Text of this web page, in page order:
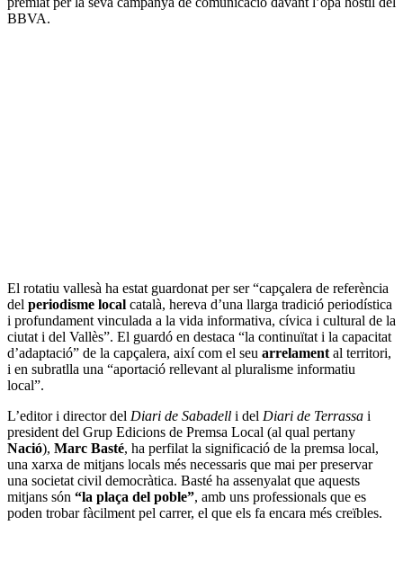
BBVA.
El rotatiu vallesà ha estat guardonat per ser “capçalera de referència
del periodisme local català, hereva d’una llarga tradició periodística
i profundament vinculada a la vida informativa, cívica i cultural de la
ciutat i del Vallès”. El guardó en destaca “la continuïtat i la capacitat
d’adaptació” de la capçalera, així com el seu arrelament al territori,
i en subratlla una “aportació rellevant al pluralisme informatiu
local”.
L’editor i director del Diari de Sabadell i del Diari de Terrassa i
president del Grup Edicions de Premsa Local (al qual pertany
Nació), Marc Basté, ha perfilat la significació de la premsa local,
una xarxa de mitjans locals més necessaris que mai per preservar
una societat civil democràtica. Basté ha assenyalat que aquests
mitjans són “la plaça del poble”, amb uns professionals que es
poden trobar fàcilment pel carrer, el que els fa encara més creïbles.